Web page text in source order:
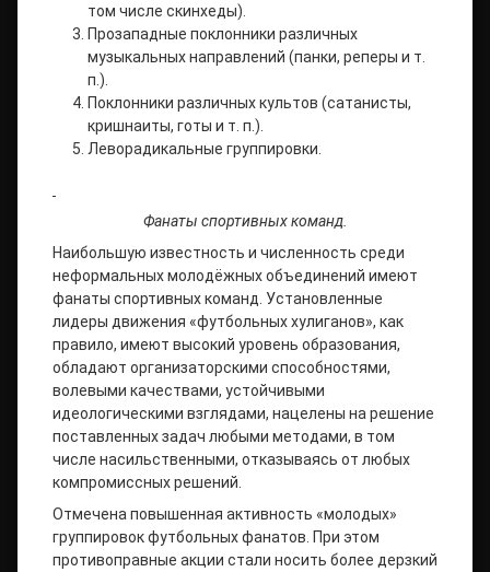
том числе скинхеды).
Прозападные поклонники различных
музыкальных направлений (панки, реперы и т.
п.).
Поклонники различных культов (сатанисты,
кришнаиты, готы и т. п.).
Леворадикальные группировки.
Фанаты спортивных команд.
Наибольшую известность и численность среди
неформальных молодёжных объединений имеют
фанаты спортивных команд. Установленные
лидеры движения «футбольных хулиганов», как
правило, имеют высокий уровень образования,
обладают организаторскими способностями,
волевыми качествами, устойчивыми
идеологическими взглядами, нацелены на решение
поставленных задач любыми методами, в том
числе насильственными, отказываясь от любых
компромиссных решений.
Отмечена повышенная активность «молодых»
группировок футбольных фанатов. При этом
противоправные акции стали носить более дерзкий